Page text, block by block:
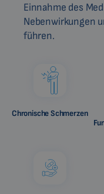
Einnahme des
Nebenwirkungen
führen.
Chronische Schmerzen